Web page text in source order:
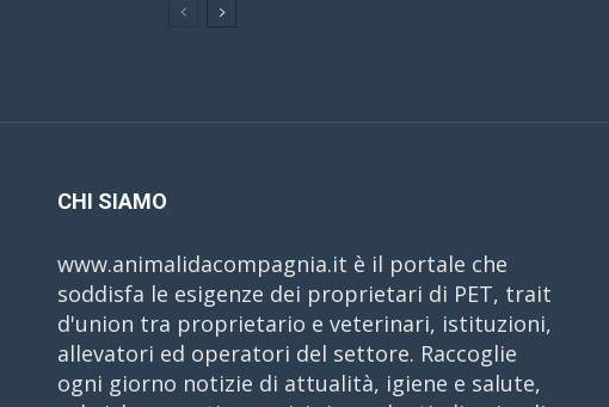
CHI SIAMO
www.animalidacompagnia.it è il portale che
soddisfa le esigenze dei proprietari di PET, trait
d'union tra proprietario e veterinari, istituzioni,
allevatori ed operatori del settore. Raccoglie
ogni giorno notizie di attualità, igiene e salute,